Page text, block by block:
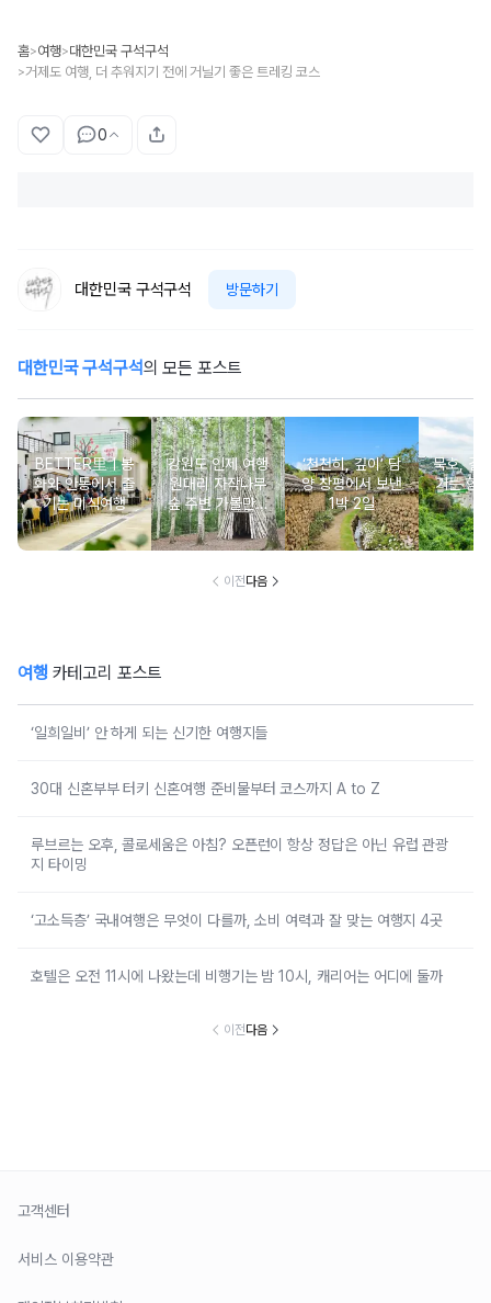
홈>여행>대한민국 구석구석
>거제도 여행, 더 추워지기 전에 거닐기 좋은 트레킹 코스
0
대한민국 구석구석 방문하기
대한민국 구석구석의 모든 포스트
BETTER里ㅣ봉
화와 안동에서 즐
기는 미식여행
강원도 인제 여행
원대리 자작나무
숲 주변 가볼만한
곳 추천 :: 인제 자
작나무 숲, 자작나
인환문학관, 책방
‘천천히, 깊이’ 담
양 창평에서 보낸
1박 2일
묵호, 걸
기는 항
여
이전다음
여행 카테고리 포스트
‘일희일비’ 안 하게 되는 신기한 여행지들
30대 신혼부부 터키 신혼여행 준비물부터 코스까지 A to Z
루브르는 오후, 콜로세움은 아침? 오픈런이 항상 정답은 아닌 유럽 관광
지 타이밍
‘고소득층’ 국내여행은 무엇이 다를까, 소비 여력과 잘 맞는 여행지 4곳
호텔은 오전 11시에 나왔는데 비행기는 밤 10시, 캐리어는 어디에 둘까
이전다음
고객센터
서비스 이용약관